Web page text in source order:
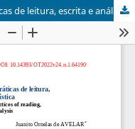
Explorando a frase nominal em práticas de leitura, escrita e análise linguística